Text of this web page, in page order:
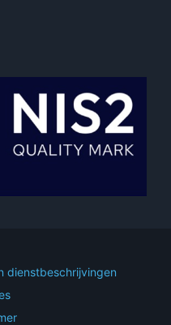
dienstbeschrijvingen